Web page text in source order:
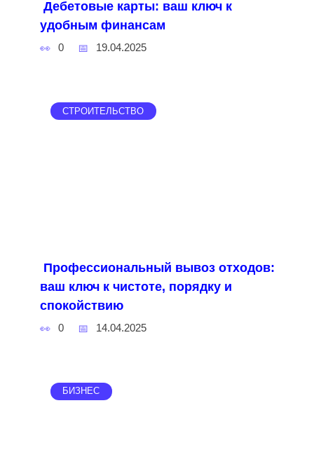
Дебетовые карты: ваш ключ к
удобным финансам
0 19.04.2025
СТРОИТЕЛЬСТВО
Профессиональный вывоз отходов:
ваш ключ к чистоте, порядку и
спокойствию
0 14.04.2025
БИЗНЕС